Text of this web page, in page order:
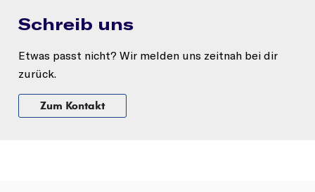
Schreib uns
Etwas passt nicht? Wir melden uns zeitnah bei dir
zurück.
Zum Kontakt